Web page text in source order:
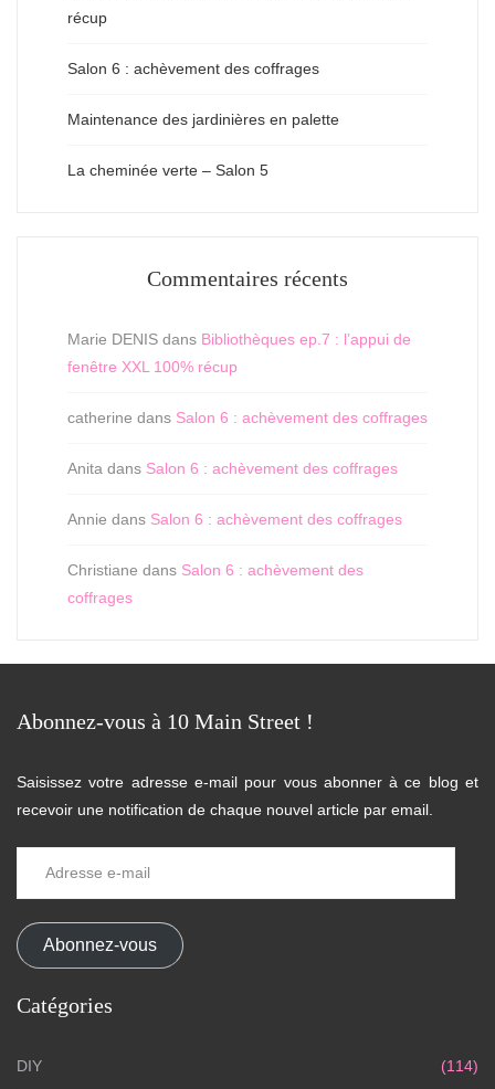
récup
Salon 6 : achèvement des coffrages
Maintenance des jardinières en palette
La cheminée verte – Salon 5
Commentaires récents
Marie DENIS dans Bibliothèques ep.7 : l’appui de
fenêtre XXL 100% récup
catherine dans Salon 6 : achèvement des coffrages
Anita dans Salon 6 : achèvement des coffrages
Annie dans Salon 6 : achèvement des coffrages
Christiane dans Salon 6 : achèvement des
coffrages
Abonnez-vous à 10 Main Street !
Saisissez votre adresse e-mail pour vous abonner à ce blog et
recevoir une notification de chaque nouvel article par email.
Abonnez-vous
Catégories
DIY (114)